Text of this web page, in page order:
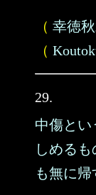
（ 幸徳
（
29.
中傷と
しめる
も無に帰